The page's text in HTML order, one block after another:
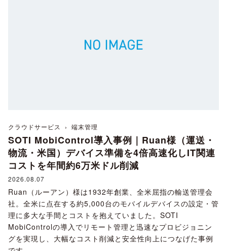
クラウドサービス › 端末管理
SOTI MobiControl導入事例｜Ruan様（運送・
物流・米国）デバイス準備を4倍高速化しIT関連
コストを年間約6万米ドル削減
2026.08.07
Ruan（ルーアン）様は1932年創業、全米屈指の輸送管理会
社。全米に点在する約5,000台のモバイルデバイスの設定・管
理に多大な手間とコストを抱えていました。SOTI
MobiControlの導入でリモート管理と迅速なプロビジョニン
グを実現し、大幅なコスト削減と安全性向上につなげた事例